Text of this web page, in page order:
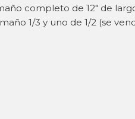
completo de 12″ de
1/3 y uno de 1/2 (se